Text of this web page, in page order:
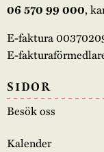
06 570 99 000,
E-faktura
E-
SIDOR
Besök oss
Kalender